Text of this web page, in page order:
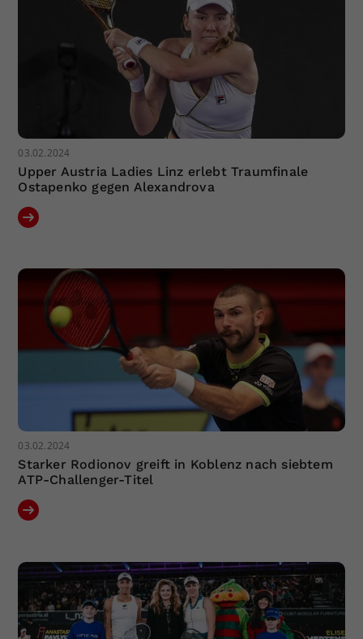
03.02.2024
Upper Austria Ladies Linz erlebt Traumfinale
Ostapenko gegen Alexandrova
03.02.2024
Starker Rodionov greift in Koblenz nach siebtem
ATP-Challenger-Titel